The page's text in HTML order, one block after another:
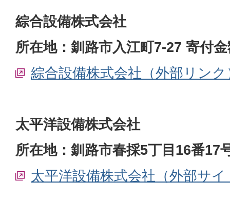
綜合設備株式会社
所在地：釧路市入江町7-27 寄付
綜合設備株式会社（外部リンク
太平洋設備株式会社
所在地：釧路市春採5丁目16番17
太平洋設備株式会社（外部サイ